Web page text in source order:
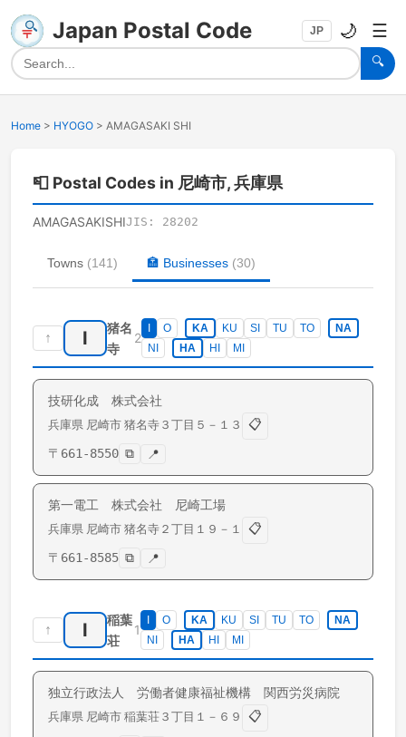
Japan Postal Code
🔍
JP 🌙 ☰
Home > HYOGO > AMAGASAKI SHI
📮 Postal Codes in 尼崎市, 兵庫県
AMAGASAKISHIJIS: 28202
Towns (141) 🏣 Businesses (30)
↑ I
猪名
寺
2
O KA KU SI TU TO
NA
NI
HA HI MI
技研化成 株式会社
兵庫県 尼崎市 猪名寺 ３丁目５－１３
📋
〒 661-8550 ⧉ 📍
第一電工 株式会社 尼崎工場
兵庫県 尼崎市 猪名寺 ２丁目１９－１
📋
〒 661-8585 ⧉ 📍
↑ I
稲葉
荘
1
O KA KU SI TU TO
NA
NI
HA HI MI
独立行政法人 労働者健康福祉機構 関西労災病院
兵庫県 尼崎市 稲葉荘 ３丁目１－６９
📋